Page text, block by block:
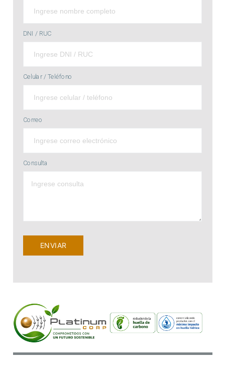
DNI / RUC
Celular / Teléfono
Correo
Consulta
ENVIAR